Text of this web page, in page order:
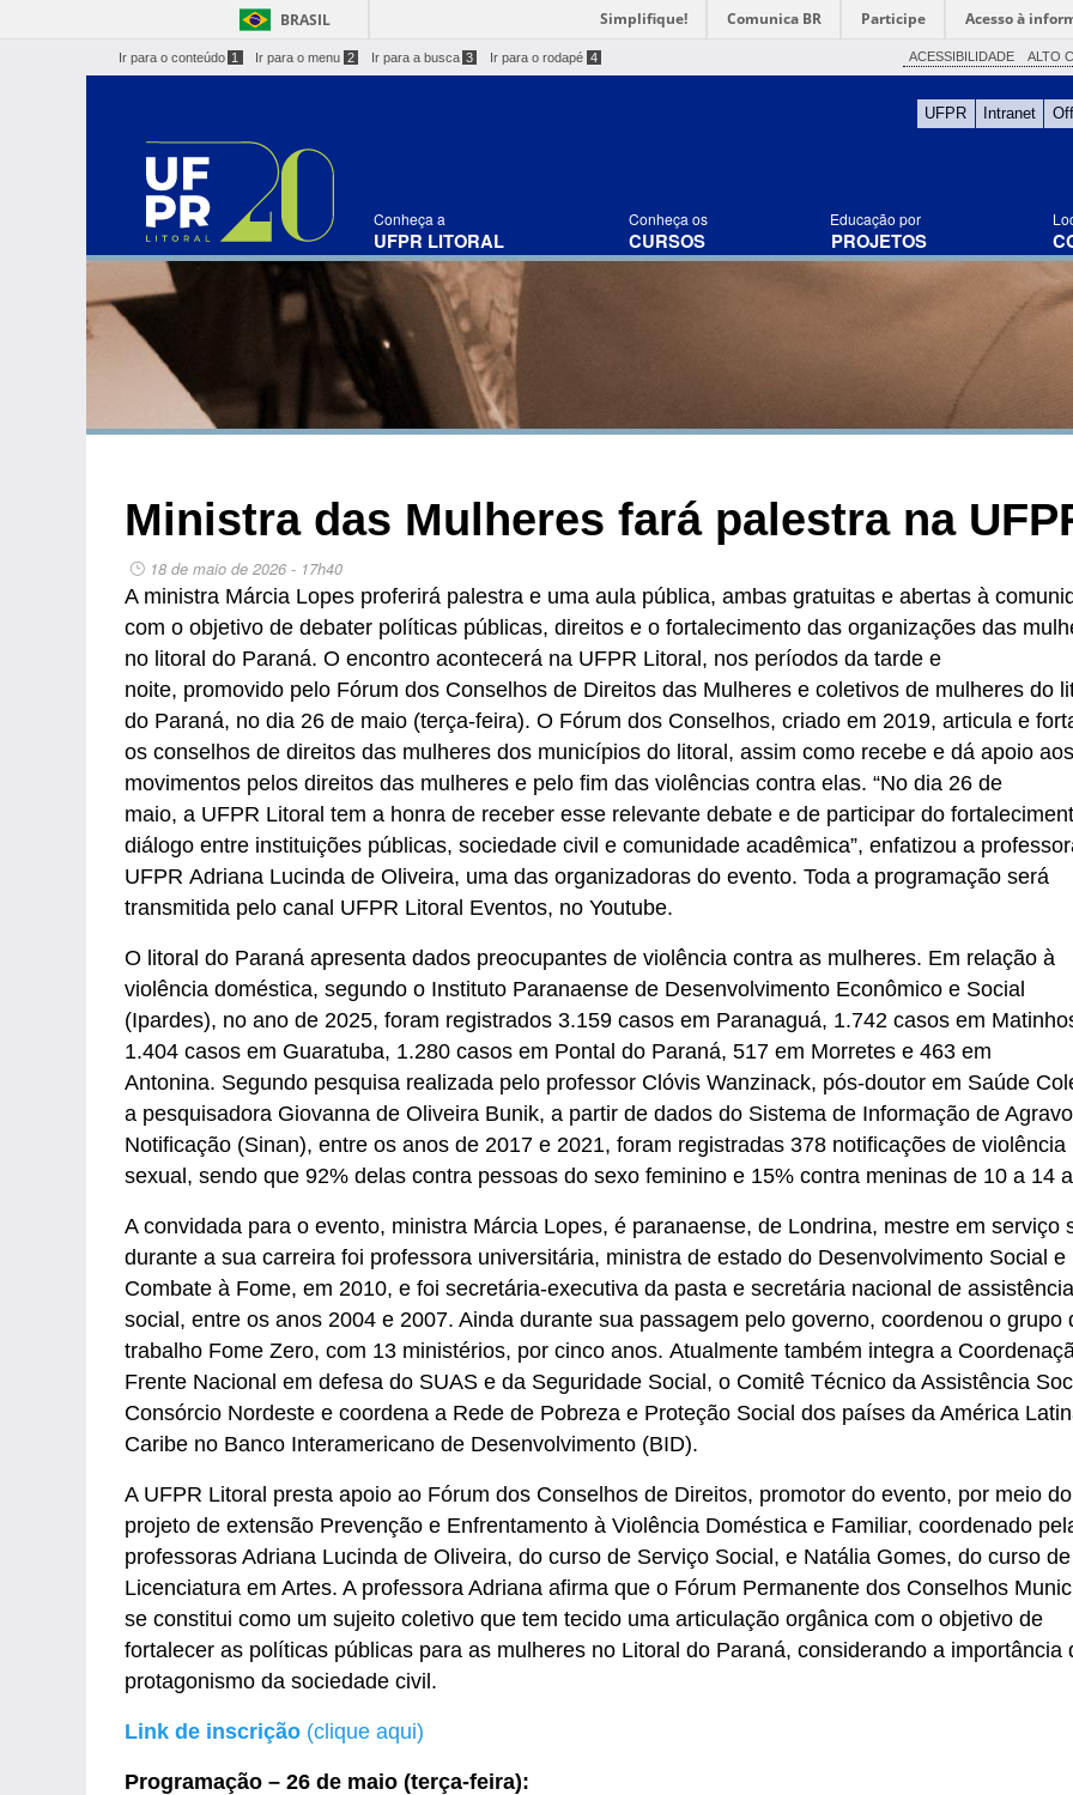
BRASIL Simplifique! Comunica BR Participe Acesso à
Ir para o conteúdo 1 Ir para o menu 2 Ir para a busca 3 Ir para o rodapé 4 ACESSIBILIDADE ALTO
UFPR Intranet
Conheça a
UFPR LITORAL
Conheça os
CURSOS
Educação por
PROJETOS
Ministra das Mulheres fará palestra na
18 de maio de 2026 - 17h40
A ministra Márcia Lopes proferirá palestra e uma aula pública, ambas gratuitas e abertas à
com o objetivo de debater políticas públicas, direitos e o fortalecimento das organizações das
no litoral do Paraná. O encontro acontecerá na UFPR Litoral, nos períodos da tarde e
noite, promovido pelo Fórum dos Conselhos de Direitos das Mulheres e coletivos de mulheres do
do Paraná, no dia 26 de maio (terça-feira). O Fórum dos Conselhos, criado em 2019, articula e
os conselhos de direitos das mulheres dos municípios do litoral, assim como recebe e dá apoio aos
movimentos pelos direitos das mulheres e pelo fim das violências contra elas. “No dia 26 de
maio, a UFPR Litoral tem a honra de receber esse relevante debate e de participar do
diálogo entre instituições públicas, sociedade civil e comunidade acadêmica”, enfatizou a
UFPR Adriana Lucinda de Oliveira, uma das organizadoras do evento. Toda a programação será
transmitida pelo canal UFPR Litoral Eventos, no Youtube.
O litoral do Paraná apresenta dados preocupantes de violência contra as mulheres. Em relação à
violência doméstica, segundo o Instituto Paranaense de Desenvolvimento Econômico e Social
(Ipardes), no ano de 2025, foram registrados 3.159 casos em Paranaguá, 1.742 casos em
1.404 casos em Guaratuba, 1.280 casos em Pontal do Paraná, 517 em Morretes e 463 em
Antonina. Segundo pesquisa realizada pelo professor Clóvis Wanzinack, pós-doutor em Saúde
a pesquisadora Giovanna de Oliveira Bunik, a partir de dados do Sistema de Informação de
Notificação (Sinan), entre os anos de 2017 e 2021, foram registradas 378 notificações de violência
sexual, sendo que 92% delas contra pessoas do sexo feminino e 15% contra meninas de 10 a 14
A convidada para o evento, ministra Márcia Lopes, é paranaense, de Londrina, mestre em serviço
durante a sua carreira foi professora universitária, ministra de estado do Desenvolvimento Social e
Combate à Fome, em 2010, e foi secretária-executiva da pasta e secretária nacional de assistência
social, entre os anos 2004 e 2007. Ainda durante sua passagem pelo governo, coordenou o grupo
trabalho Fome Zero, com 13 ministérios, por cinco anos. Atualmente também integra a
Frente Nacional em defesa do SUAS e da Seguridade Social, o Comitê Técnico da Assistência
Consórcio Nordeste e coordena a Rede de Pobreza e Proteção Social dos países da América
Caribe no Banco Interamericano de Desenvolvimento (BID).
A UFPR Litoral presta apoio ao Fórum dos Conselhos de Direitos, promotor do evento, por meio do
projeto de extensão Prevenção e Enfrentamento à Violência Doméstica e Familiar, coordenado
professoras Adriana Lucinda de Oliveira, do curso de Serviço Social, e Natália Gomes, do curso de
Licenciatura em Artes. A professora Adriana afirma que o Fórum Permanente dos Conselhos
se constitui como um sujeito coletivo que tem tecido uma articulação orgânica com o objetivo de
fortalecer as políticas públicas para as mulheres no Litoral do Paraná, considerando a importância
protagonismo da sociedade civil.
Link de inscrição(clique aqui)
Programação – 26 de maio (terça-feira):